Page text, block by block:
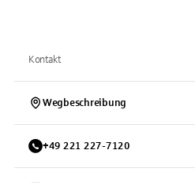
Kontakt
Wegbeschreibung
+49 221 227-7120